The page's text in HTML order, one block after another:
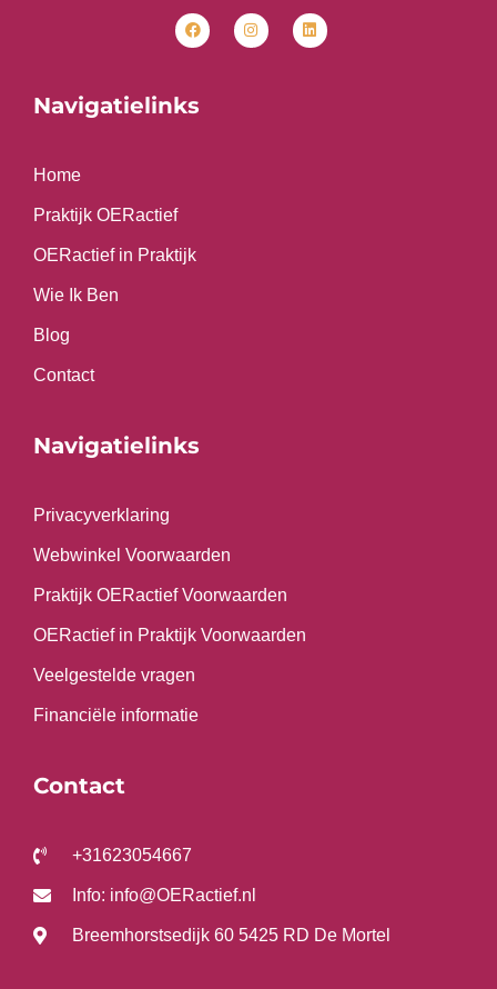
a
c
e
k
n
s
t
i
n
k
Navigatielinks
Home
Praktijk OERactief
OERactief in Praktijk
Wie Ik Ben
Blog
Contact
Navigatielinks
Privacyverklaring
Webwinkel Voorwaarden
Praktijk OERactief Voorwaarden
OERactief in Praktijk Voorwaarden
Veelgestelde vragen
Financiële informatie
Contact
+31623054667
Info: info@OERactief.nl
Breemhorstsedijk 60 5425 RD De Mortel